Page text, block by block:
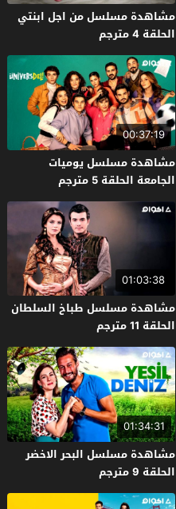
مشاهدة مسلسل من اجل ابنتي
الحلقة 4 مترجم
00:37:19
مشاهدة مسلسل يوميات
الجامعة الحلقة 5 مترجم
01:03:38
مشاهدة مسلسل طباخ السلطان
الحلقة 11 مترجم
01:34:31
مشاهدة مسلسل البحر الاخضر
الحلقة 9 مترجم